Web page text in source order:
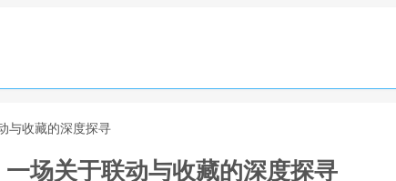
与收藏的深度探寻
场关于联动与收藏的深度探寻